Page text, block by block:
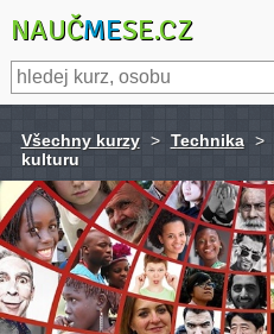
NAUČMESE.CZ
Všechny kurzy > Technika >
kulturu